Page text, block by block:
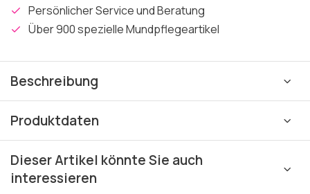
Persönlicher Service und Beratung
Über 900 spezielle Mundpflegeartikel
Beschreibung
Produktdaten
Dieser Artikel könnte Sie auch
interessieren